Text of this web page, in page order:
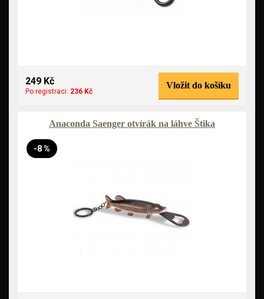
249 Kč
Po registraci: 236 Kč
Vložit do košíku
Anaconda Saenger otvírák na láhve Štika
-8 %